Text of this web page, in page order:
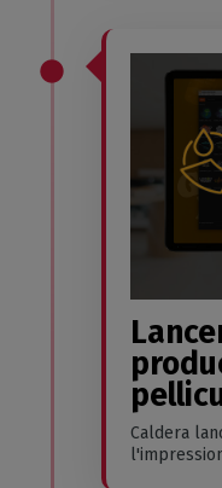
Caldera